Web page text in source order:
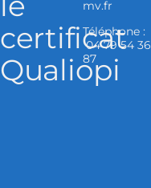
certificat
Qualiopi
mv.fr
Téléphone :
04 79 54 36
87